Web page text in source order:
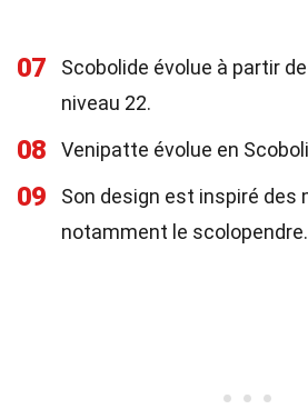
07
Scobolide évolue à partir
niveau 22.
08 Venipatte évolue en
09
Son design est inspiré
notamment le scolopendre.